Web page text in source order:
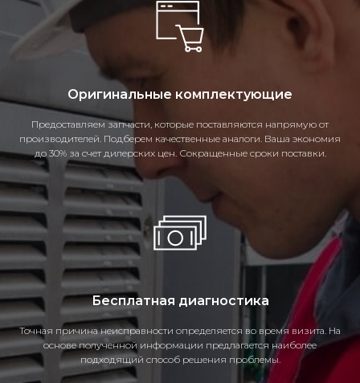
Оригинальные комплектующие
Предоставляем запчасти, которые поставляются напрямую от
производителей. Подберем качественные аналоги. Ваша экономия
до 30% за счет дилерских цен. Сокращенные сроки поставки.
Бесплатная диагностика
Точная причина неисправности определяется во время визита. На
основе полученной информации предлагается наиболее
подходящий способ решения проблемы.